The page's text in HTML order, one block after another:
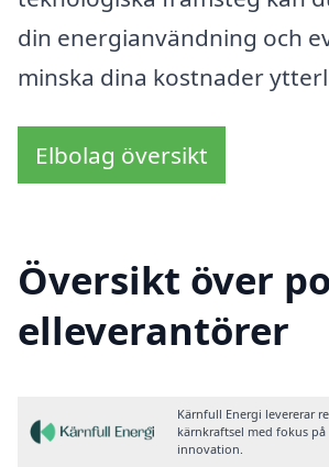
din energianvändning och
minska dina kostnader
Elbolag översikt
Översikt över
elleverantörer
Kärnfull Energi levererar
kärnkraftsel med fokus
innovation.